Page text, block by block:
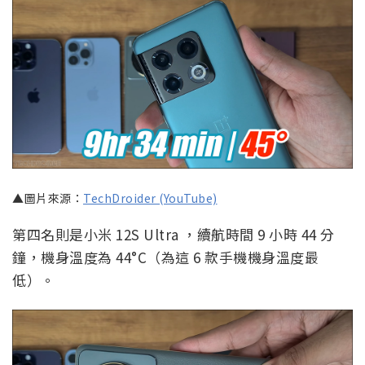
▲圖片來源： TechDroider (YouTube)
第四名則是小米 12S Ultra ，續航時間 9 小時 44 分
鐘，機身溫度為 44°C（為這 6 款手機機身溫度最
低）。